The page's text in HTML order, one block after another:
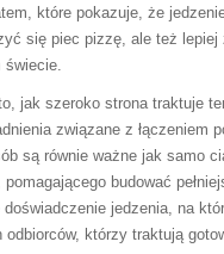
które pokazuje, że
się piec pizzę, ale też lepiej
świecie.
jak szeroko strona traktuje
związane z łączeniem
są równie ważne jak samo
budować
jedzenia, na
którzy traktują